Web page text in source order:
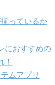
っているか
におすすめの
！
ムアプリ